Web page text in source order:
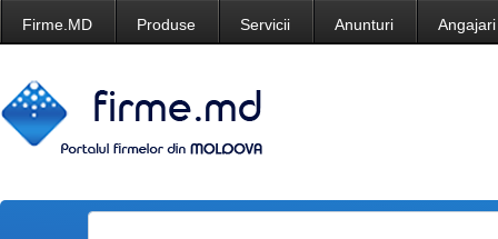
Firme.MD Produse Servicii Anunturi Angajari